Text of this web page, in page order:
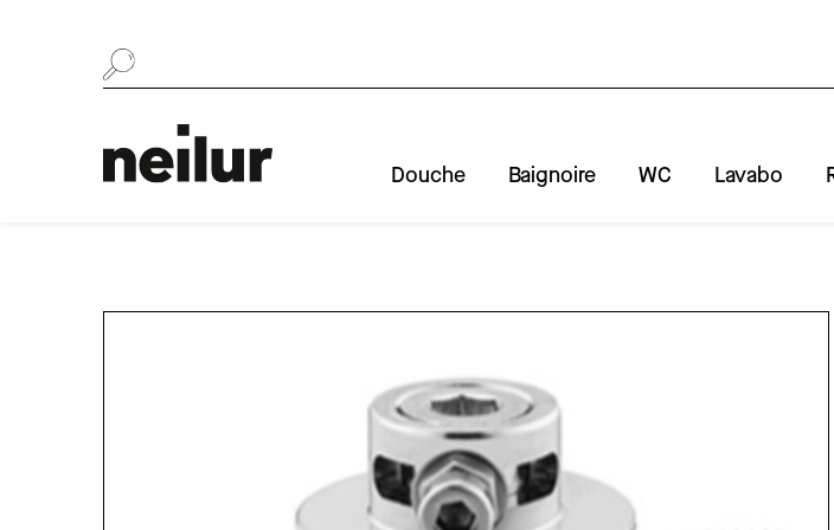
Douche Baignoire WC Lavabo